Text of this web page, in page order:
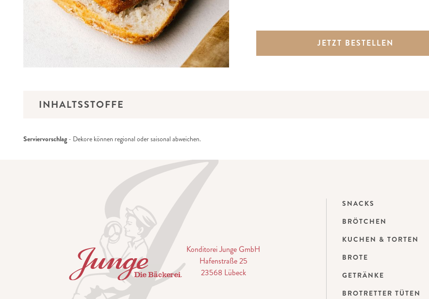
JETZT BESTELLEN
INHALTSSTOFFE
Serviervorschlag - Dekore können regional oder saisonal abweichen.
Konditorei Junge GmbH
Hafenstraße 25
23568 Lübeck
SNACKS
BRÖTCHEN
KUCHEN & TORTEN
BROTE
GETRÄNKE
BROTRETTER TÜTEN